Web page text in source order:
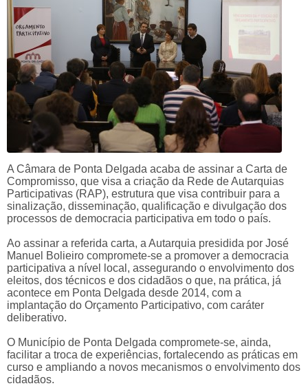
A Câmara de Ponta Delgada acaba de assinar a Carta de
Compromisso, que visa a criação da Rede de Autarquias
Participativas (RAP), estrutura que visa contribuir para a
sinalização, disseminação, qualificação e divulgação dos
processos de democracia participativa em todo o país.
Ao assinar a referida carta, a Autarquia presidida por José
Manuel Bolieiro compromete-se a promover a democracia
participativa a nível local, assegurando o envolvimento dos
eleitos, dos técnicos e dos cidadãos o que, na prática, já
acontece em Ponta Delgada desde 2014, com a
implantação do Orçamento Participativo, com caráter
deliberativo.
O Município de Ponta Delgada compromete-se, ainda,
facilitar a troca de experiências, fortalecendo as práticas em
curso e ampliando a novos mecanismos o envolvimento dos
cidadãos.